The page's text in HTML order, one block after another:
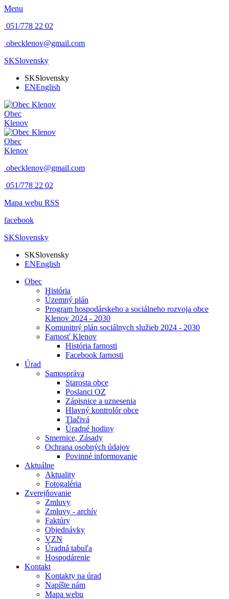
Menu
051/778 22 02
obecklenov@gmail.com
SKSlovensky
SKSlovensky
ENEnglish
Obec
Klenov
Obec
Klenov
obecklenov@gmail.com
051/778 22 02
Mapa webu RSS
facebook
SKSlovensky
SKSlovensky
ENEnglish
Obec
História
Územný plán
Program hospodárskeho a sociálneho rozvoja obce
Klenov 2024 - 2030
Komunitný plán sociálnych služieb 2024 - 2030
Farnosť Klenov
História farnosti
Facebook farnosti
Úrad
Samospráva
Starosta obce
Poslanci OZ
Zápisnice a uznesenia
Hlavný kontrolór obce
Tlačivá
Úradné hodiny
Smernice, Zásady
Ochrana osobných údajov
Povinné informovanie
Aktuálne
Aktuality
Fotogaléria
Zverejňovanie
Zmluvy
Zmluvy - archív
Faktúry
Objednávky
VZN
Úradná tabuľa
Hospodárenie
Kontakt
Kontakty na úrad
Napíšte nám
Mapa webu